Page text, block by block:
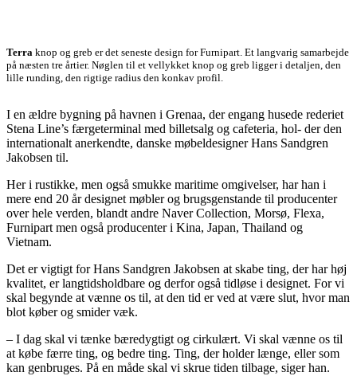
Terra knop og greb er det seneste design for Furnipart. Et langvarig samarbejde
på næsten tre årtier. Nøglen til et vellykket knop og greb ligger i detaljen, den
lille runding, den rigtige radius den konkav profil.
I en ældre bygning på havnen i Grenaa, der engang husede rederiet
Stena Line’s færgeterminal med billetsalg og cafeteria, hol- der den
internationalt anerkendte, danske møbeldesigner Hans Sandgren
Jakobsen til.
Her i rustikke, men også smukke maritime omgivelser, har han i
mere end 20 år designet møbler og brugsgenstande til producenter
over hele verden, blandt andre Naver Collection, Morsø, Flexa,
Furnipart men også producenter i Kina, Japan, Thailand og
Vietnam.
Det er vigtigt for Hans Sandgren Jakobsen at skabe ting, der har høj
kvalitet, er langtidsholdbare og derfor også tidløse i designet. For vi
skal begynde at vænne os til, at den tid er ved at være slut, hvor man
blot køber og smider væk.
– I dag skal vi tænke bæredygtigt og cirkulært. Vi skal vænne os til
at købe færre ting, og bedre ting. Ting, der holder længe, eller som
kan genbruges. På en måde skal vi skrue tiden tilbage, siger han.